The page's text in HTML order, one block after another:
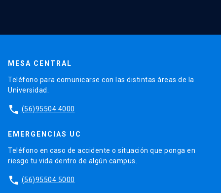
MESA CENTRAL
Teléfono para comunicarse con las distintas áreas de la
Universidad.
phone (56)95504 4000
EMERGENCIAS UC
Teléfono en caso de accidente o situación que ponga en
riesgo tu vida dentro de algún campus.
phone (56)95504 5000